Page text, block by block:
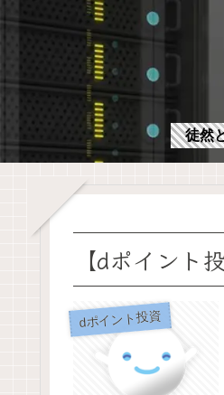
徒然
【dポイン
dポイント投資